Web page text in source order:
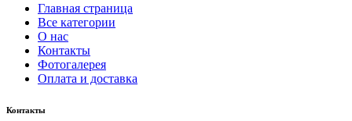
Главная страница
Все категории
О нас
Контакты
Фотогалерея
Оплата и доставка
Контакты